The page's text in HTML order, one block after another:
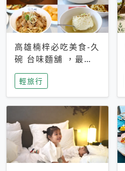
高雄楠梓必吃美食-久
碗 台味麵舖 ，最愛
香辣「 皮蛋花椒拌麵
」，古早懷舊味「蒸
蛋湯」大人小孩都愛
輕旅行